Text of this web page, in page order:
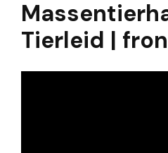
Tierleid |